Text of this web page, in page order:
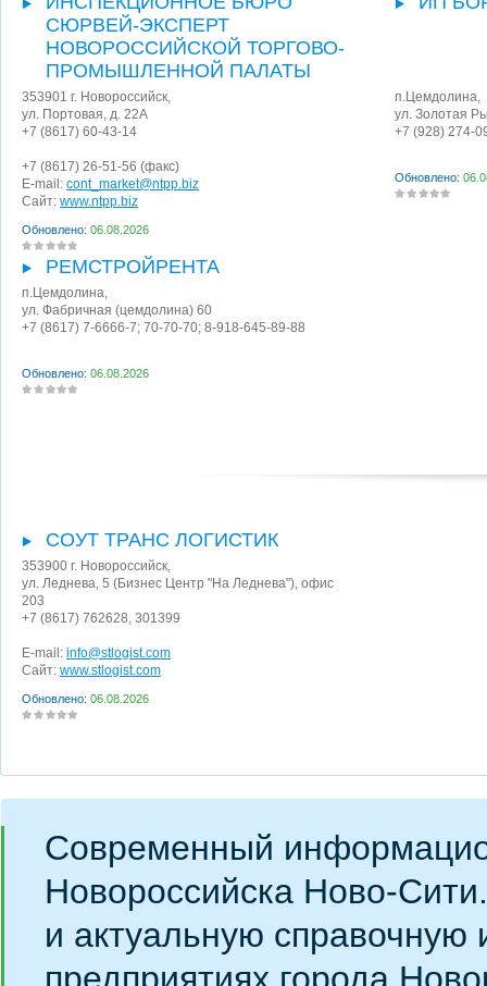
СЮРВЕЙ-ЭКСПЕРТ
НОВОРОССИЙСКОЙ ТОРГОВО-
ПРОМЫШЛЕННОЙ ПАЛАТЫ
353901 г. Новороссийск,
ул. Портовая, д. 22А
+7 (8617) 60-43-14
+7 (8617) 26-51-56 (факс)
E-mail: cont_market@ntpp.biz
Сайт: www.ntpp.biz
Обновлено: 06.08.2026
п.Цемдолина,
ул. Золотая
+7 (928) 274-
Обновлено:
РЕМСТРОЙРЕНТА
п.Цемдолина,
ул. Фабричная (цемдолина) 60
+7 (8617) 7-6666-7; 70-70-70; 8-918-645-89-88
Обновлено: 06.08.2026
СОУТ ТРАНС ЛОГИСТИК
353900 г. Новороссийск,
ул. Леднева, 5 (Бизнес Центр "На Леднева"), офис
203
+7 (8617) 762628, 301399
E-mail: info@stlogist.com
Сайт: www.stlogist.com
Обновлено: 06.08.2026
Современный
Новороссийска Ново-
и актуальную